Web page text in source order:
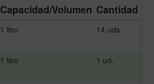
Capacidad/Volumen Cantidad
1 litro 14 uds.
1 litro 1 ud.